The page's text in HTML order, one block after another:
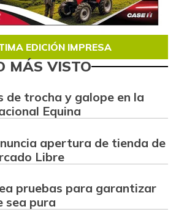
EDICIÓN IMPRESA
MÁS VISTO
de trocha y galope en la
Equina
apertura de tienda de
Libre
pruebas para garantizar
sea pura